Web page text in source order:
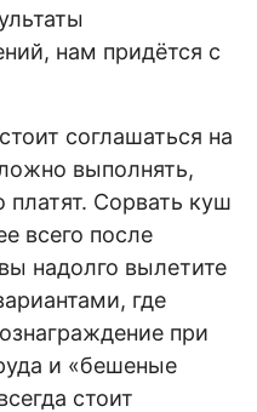
нам придётся с
соглашаться на
выполнять,
Сорвать куш
всего после
надолго вылетите
где
при
и «бешеные
стоит